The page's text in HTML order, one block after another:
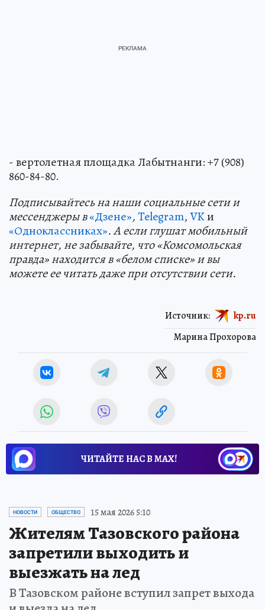
- вертолетная площадка Лабытнанги: +7 (908)
860-84-80.
Подписывайтесь на наши социальные сети и
мессенджеры в«Дзене»,Telegram,VKи
«Одноклассниках». А если глушат мобильный
интернет, не забывайте, что «Комсомольская
правда» находится в «белом списке» и вы
можете ее читать даже при отсутствии сети.
Марина Прохорова
Источник: kp.ru
ЧИТАЙТЕ НАС В МАХ!
НОВОСТИ ОБЩЕСТВО 15 мая 2026 5:10
Жителям Тазовского района
запретили выходить и
выезжать на лед
В Тазовском районе вступил запрет выхода